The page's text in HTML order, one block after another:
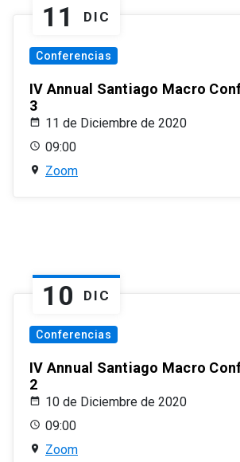
11 DIC
Conferencias
IV Annual Santiago Macro
3
11 de Diciembre de 2020
09:00
Zoom
10 DIC
Conferencias
IV Annual Santiago Macro
2
10 de Diciembre de 2020
09:00
Zoom